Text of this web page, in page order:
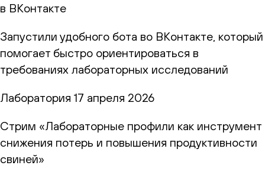
в ВКонтакте
Запустили удобного бота во ВКонтакте, который
помогает быстро ориентироваться в
требованиях лабораторных исследований
Лаборатория 17 апреля 2026
Стрим «Лабораторные профили как инструмент
снижения потерь и повышения продуктивности
свиней»